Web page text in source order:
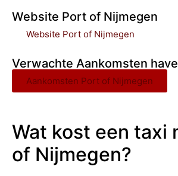
Website Port of Nijmegen
Website Port of Nijmegen
Verwachte Aankomsten
Aankomsten Port of Nijmegen
Wat kost een taxi
of Nijmegen?